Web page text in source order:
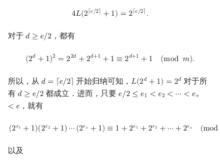
4𝐿(2⌈𝑒/2⌉ + 1) = 2⌈𝑒/2⌉ .
4L(2⌈e/ 2⌉+ 1 )=2⌈ e/2⌉.
对于 𝑑 ≥ 𝑒/2
d ≥e /2 ，都有
(2𝑑 + 1)2 = 22𝑑 +2𝑑+1 + 1 ≡ 2𝑑+1 + 1 (mod 𝑚).
(2d+1 )2= 22d+2d +1+1 ≡2 d+1+ 1(mod m).
所以，从 𝑑 = ⌈𝑒/2⌉
d =⌈e /2⌉ 开始归纳可知， 𝐿(2𝑑 + 1) = 2𝑑
L(2d+1) =2 d
对于所
有 𝑑 ≥ 𝑒/2
d ≥e /2 都成立．进而，只要𝑒/2 ≤ 𝑒1 < 𝑒2 < ⋯ < 𝑒𝑠
< 𝑒
e/2 ≤e 1<e 2< ⋯ <e s< e
，就有
(2𝑒1 + 1)(2𝑒2 + 1) ⋯(2𝑒𝑠 + 1) ≡ 1 +2𝑒1 +2𝑒2 + ⋯ +2𝑒𝑠 (mod
(2 e 1+1)(2e2+1 )⋯(2e s+ 1) ≡ 1+ 2 1+ 2e2 +⋯+2 es (modm
以及